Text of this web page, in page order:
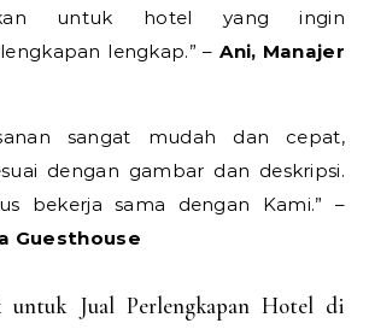
untuk hotel yang ingin
lengkap.” –Ani, Manajer
sangat mudah dan cepat,
dengan gambar dan deskripsi.
bekerja sama dengan Kami.” –
Guesthouse
untuk Jual Perlengkapan Hotel di